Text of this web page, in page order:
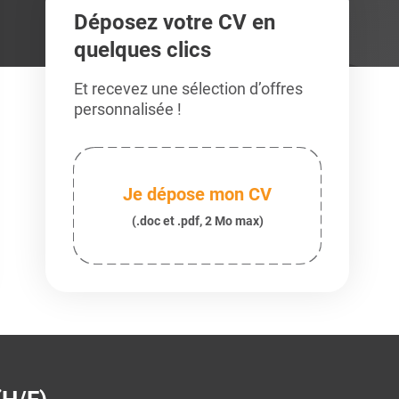
Déposez votre CV en
quelques clics
Et recevez une sélection d’offres
personnalisée !
Je dépose mon CV
(.doc et .pdf, 2 Mo max)